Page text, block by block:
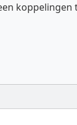
koppelingen